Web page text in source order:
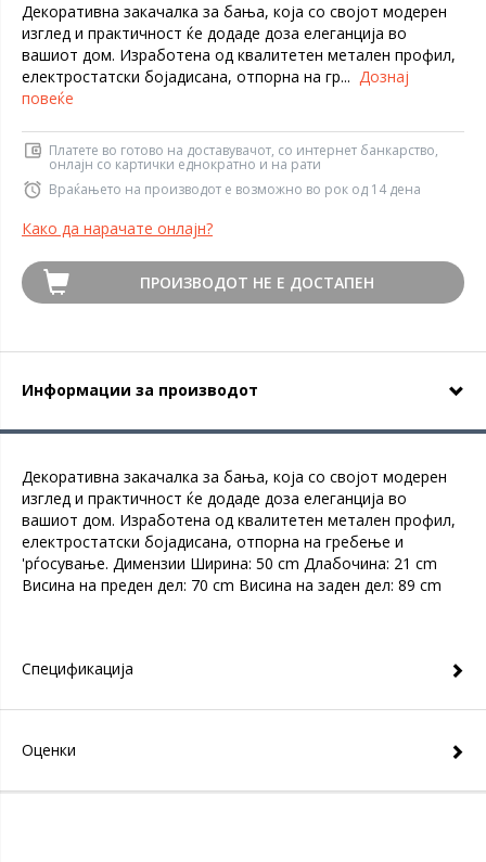
Декоративна закачалка за бања, која со својот модерен
изглед и практичност ќе додаде доза елеганција во
вашиот дом. Изработена од квалитетен метален профил,
електростатски бојадисана, отпорна на гр... Дознај
повеќе
Платете во готово на доставувачот, со интернет банкарство,
онлајн со картички еднократно и на рати
Враќањето на производот е возможно во рок од 14 дена
Како да нарачате онлајн?
ПРОИЗВОДОТ НЕ Е ДОСТАПЕН
Информации за производот
Декоративна закачалка за бања, која со својот модерен
изглед и практичност ќе додаде доза елеганција во
вашиот дом. Изработена од квалитетен метален профил,
електростатски бојадисана, отпорна на гребење и
'рѓосување. Димензии Ширина: 50 cm Длабочина: 21 cm
Висина на преден дел: 70 cm Висина на заден дел: 89 cm
Спецификација
Оценки